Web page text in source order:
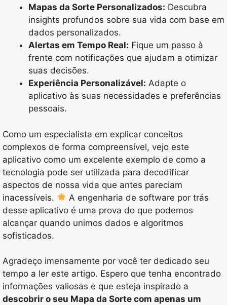
Mapas da Sorte Personalizados: Descubra
insights profundos sobre sua vida com base em
dados personalizados.
Alertas em Tempo Real: Fique um passo à
frente com notificações que ajudam a otimizar
suas decisões.
Experiência Personalizável: Adapte o
aplicativo às suas necessidades e preferências
pessoais.
Como um especialista em explicar conceitos
complexos de forma compreensível, vejo este
aplicativo como um excelente exemplo de como a
tecnologia pode ser utilizada para decodificar
aspectos de nossa vida que antes pareciam
inacessíveis.
A engenharia de software por trás
desse aplicativo é uma prova do que podemos
alcançar quando unimos dados e algoritmos
sofisticados.
Agradeço imensamente por você ter dedicado seu
tempo a ler este artigo. Espero que tenha encontrado
informações valiosas e que esteja inspirado a
descobrir o seu Mapa da Sorte com apenas um